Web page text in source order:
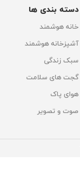
دسته بندی ها
خانه هوشمند
آشپزخانه هوشمند
سبک زندگی
گجت های سلامت
هوای پاک
صوت و تصویر